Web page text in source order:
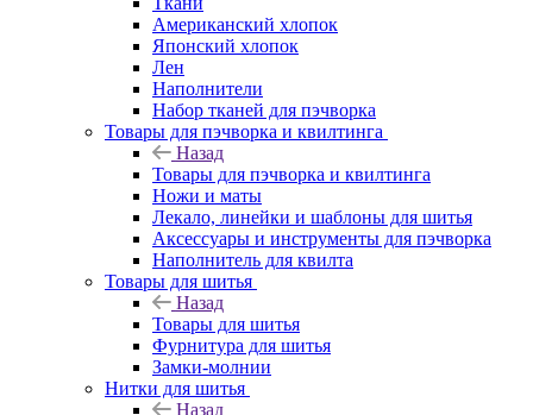
Американский хлопок
Японский хлопок
Лен
Наполнители
Набор тканей для пэчворка
Товары для пэчворка и квилтинга
Назад
Товары для пэчворка и квилтинга
Ножи и маты
Лекало, линейки и шаблоны для шитья
Аксессуары и инструменты для пэчворка
Наполнитель для квилта
Товары для шитья
Назад
Товары для шитья
Фурнитура для шитья
Замки-молнии
Нитки для шитья
Назад